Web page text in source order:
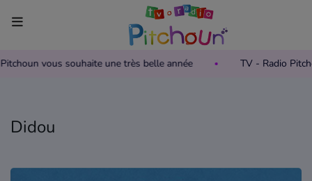
Pitchoun vous souhaite une très belle année TV - Radio
Accueil
Replay TV Pitchoun
Didou